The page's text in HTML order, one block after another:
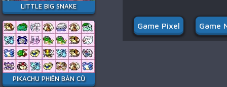
LITTLE BIG SNAKE
PIKACHU PHIÊN BẢN CŨ
Game Pixel Game